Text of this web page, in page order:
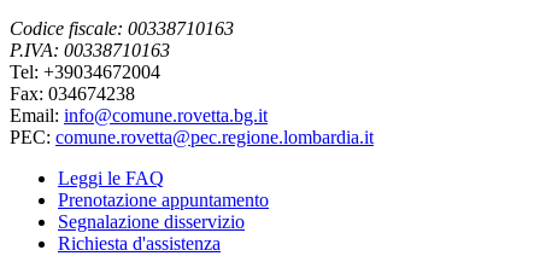
Codice fiscale: 00338710163
P.IVA: 00338710163
Tel: +39034672004
Fax: 034674238
Email: info@comune.rovetta.bg.it
PEC: comune.rovetta@pec.regione.lombardia.it
Leggi le FAQ
Prenotazione appuntamento
Segnalazione disservizio
Richiesta d'assistenza